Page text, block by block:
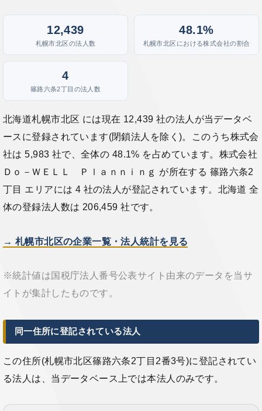
12,439
札幌市北区の法人数
48.1%
札幌市北区における株式会社の割合
4
篠路六条2丁目の法人数
北海道札幌市北区 には現在 12,439 社の法人が当データベ
ースに登録されています(閉鎖法人を除く)。このうち株式会
社は 5,983 社で、全体の 48.1% を占めています。株式会社
Ｄｏ－ＷＥＬＬ Ｐｌａｎｎｉｎｇ が所在する 篠路六条2
丁目 エリアには 4 社の法人が登記されています。北海道 全
体の登録法人数は 206,459 社です。
→ 札幌市北区の企業一覧・法人統計を見る
※統計値は国税庁法人番号公表サイト由来のデータを当サ
イトが集計したものです。
同一住所に登記されている法人
この住所(札幌市北区篠路六条2丁目2番3号)に登記されてい
る法人は、当データベース上では本法人のみです。